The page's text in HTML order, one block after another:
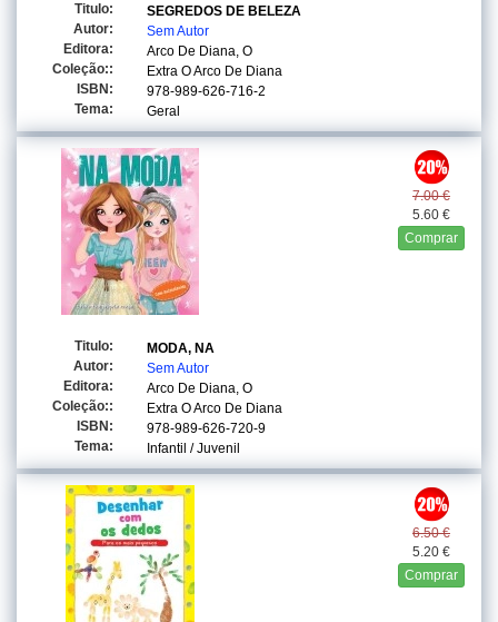
Titulo:
SEGREDOS DE BELEZA
Autor:
Sem Autor
Editora:
Arco De Diana, O
Coleção::
Extra O Arco De Diana
ISBN:
978-989-626-716-2
Tema:
Geral
7.00 €
5.60 €
Comprar
Titulo:
MODA, NA
Autor:
Sem Autor
Editora:
Arco De Diana, O
Coleção::
Extra O Arco De Diana
ISBN:
978-989-626-720-9
Tema:
Infantil / Juvenil
6.50 €
5.20 €
Comprar